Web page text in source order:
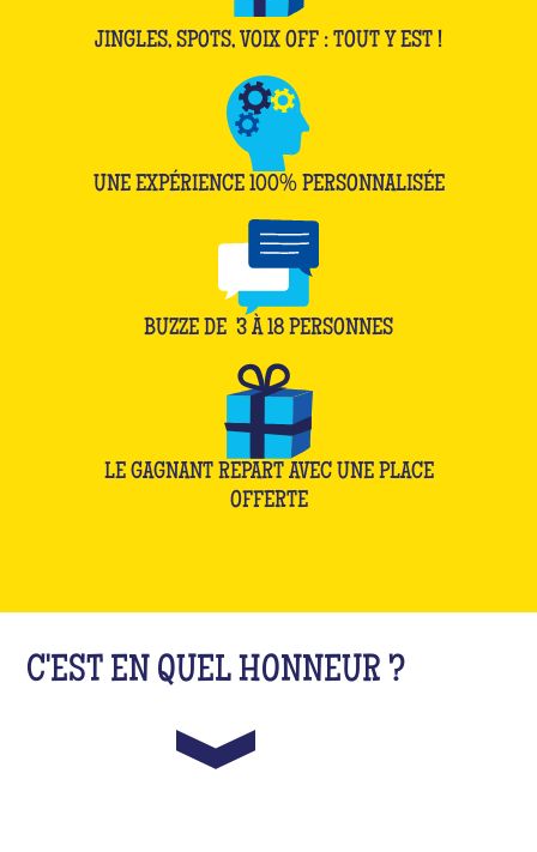
JINGLES, SPOTS, VOIX OFF : TOUT Y EST !
UNE EXPÉRIENCE 100% PERSONNALISÉE
BUZZE DE 3 À 18 PERSONNES
LE GAGNANT REPART AVEC UNE PLACE
OFFERTE
C'EST EN QUEL HONNEUR ?